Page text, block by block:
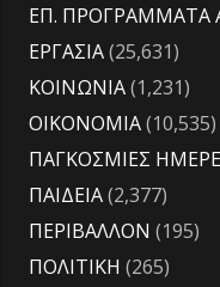
ΕΠ. ΠΡΟΓΡΑΜΜΑΤΑ
ΕΡΓΑΣΙΑ(25,631)
ΚΟΙΝΩΝΙΑ(1,231)
ΟΙΚΟΝΟΜΙΑ(10,535)
ΠΑΓΚΟΣΜΙΕΣ
ΠΑΙΔΕΙΑ(2,377)
ΠΕΡΙΒΑΛΛΟΝ (195)
ΠΟΛΙΤΙΚΗ (265)